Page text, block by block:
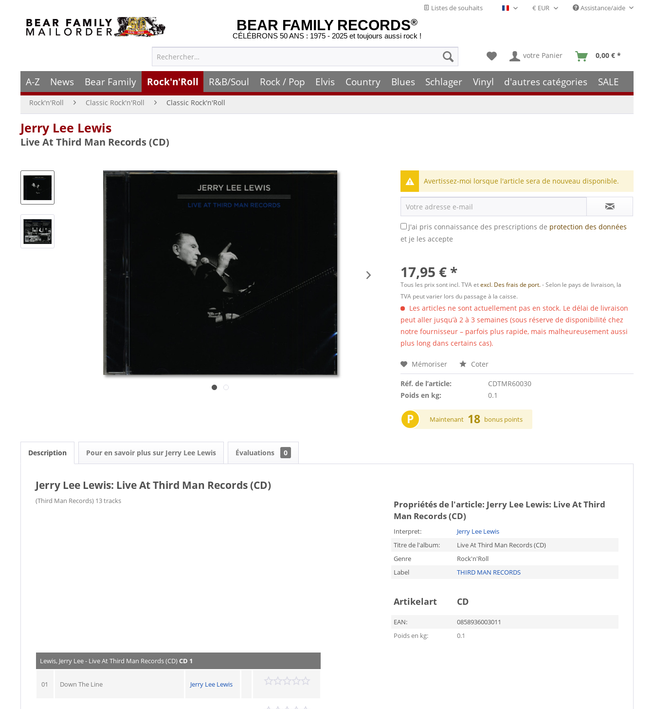
Listes de souhaits Français- FR Assistance/aide
BEAR FAMILY RECORDS®
CÉLÉBRONS 50 ANS : 1975 - 2025 et toujours aussi rock !
votre Panier 0,00 € *
A-Z News Bear Family Rock'n'Roll R&B/Soul Rock / Pop Elvis Country Blues Schlager Vinyl d'autres catégories SALE
Rock'n'Roll Classic Rock'n'Roll Classic Rock'n'Roll
Jerry Lee Lewis
Live At Third Man Records (CD)
Avertissez-moi lorsque l'article sera de nouveau disponible.
J'ai pris connaissance des prescriptions de protection des données
et je les accepte
17,95 € *
Tous les prix sont incl. TVA etexcl. Des frais de port.- Selon le pays de livraison, la
TVA peut varier lors du passage à la caisse.
Les articles ne sont actuellement pas en stock. Le délai de livraison
peut aller jusqu’à 2 à 3 semaines (sous réserve de disponibilité chez
notre fournisseur – parfois plus rapide, mais malheureusement aussi
plus long dans certains cas).
Mémoriser Coter
Réf. de l’article:
CDTMR60030
Poids en kg:
0.1
P Maintenant 18 bonus points
Description Pour en savoir plus sur Jerry Lee Lewis Évaluations 0
Jerry Lee Lewis: Live At Third Man Records (CD)
(Third Man Records) 13 tracks Propriétés de l'article: Jerry Lee Lewis: Live At Third
Man Records (CD)
Interpret:
Jerry Lee Lewis
Titre de l'album:
Live At Third Man Records (CD)
Genre
Rock'n'Roll
Label
THIRD MAN RECORDS
Artikelart CD
EAN:
0858936003011
Poids en kg:
0.1
Lewis, Jerry Lee - Live At Third Man Records (CD)CD 1
01 Down The Line Jerry Lee Lewis